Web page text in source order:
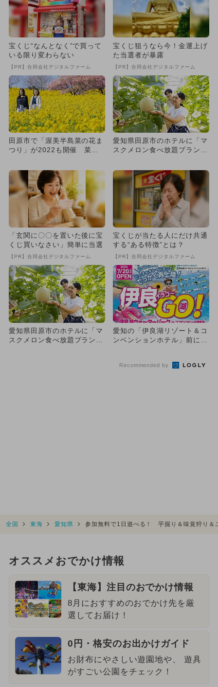
宝くじ“なんとなく”で買って
いる限り変わらない
【PR】合同会社デジタルファーム
宝くじ狙うなら今！金運上げ
た当選者が暴露
【PR】合同会社デジタルファーム
田原市で「渥美半島菜の花ま
つり」が2022も開催 菜の
愛知県田原市のホテルに「マ
スクメロン食べ放題プラン」
「玄関に〇〇を置いた後に宝
くじ買いなさい」簡単に当選
【PR】合同会社デジタルファーム
宝くじが当たる人にだけ共通
する“ある特徴”とは？
【PR】合同会社デジタルファーム
愛知県田原市のホテルに「マ
スクメロン食べ放題プラン」
愛知の「伊良湖リゾート＆コ
ンベンションホテル」前に、
Recommended by
全国 東海 愛知県 参加無料で1日遊べる！ 芋掘り＆味覚狩り＆
オススメおでかけ情報
【東海】注目のおでかけ情報
8月におすすめのおでかけ先を厳
選してお届け！
0円・格安のお出かけガイド
お財布にやさしい遊園地や、 遊具
がすごい公園をチェック！